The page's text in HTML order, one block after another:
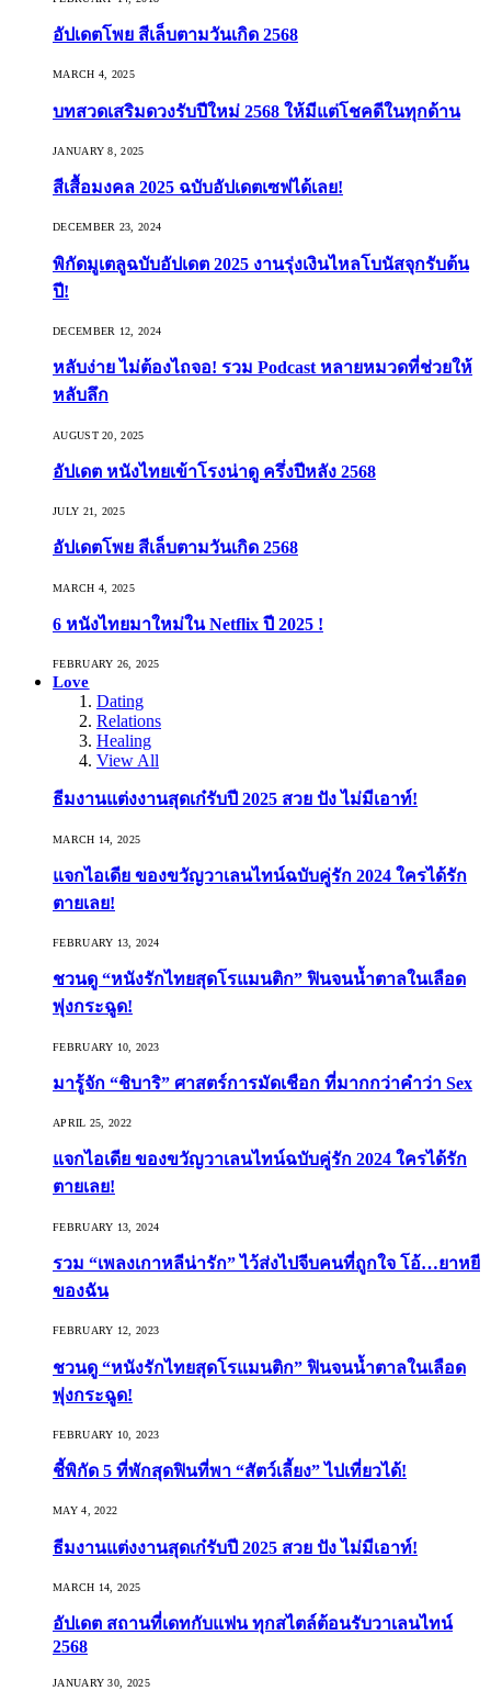
อัปเดตโพย สีเล็บตามวันเกิด 2568
MARCH 4, 2025
บทสวดเสริมดวงรับปีใหม่ 2568 ให้มีแต่โชคดีในทุกด้าน
JANUARY 8, 2025
สีเสื้อมงคล 2025 ฉบับอัปเดตเซฟได้เลย!
DECEMBER 23, 2024
พิกัดมูเตลูฉบับอัปเดต 2025 งานรุ่งเงินไหลโบนัสจุกรับต้น
ปี!
DECEMBER 12, 2024
หลับง่าย ไม่ต้องไถจอ! รวม Podcast หลายหมวดที่ช่วยให้
หลับลึก
AUGUST 20, 2025
อัปเดต หนังไทยเข้าโรงน่าดู ครึ่งปีหลัง 2568
JULY 21, 2025
อัปเดตโพย สีเล็บตามวันเกิด 2568
MARCH 4, 2025
6 หนังไทยมาใหม่ใน Netflix ปี 2025 !
FEBRUARY 26, 2025
Love
Dating
Relations
Healing
View All
ธีมงานแต่งงานสุดเก๋รับปี 2025 สวย ปัง ไม่มีเอาท์!
MARCH 14, 2025
แจกไอเดีย ของขวัญวาเลนไทน์ฉบับคู่รัก 2024 ใครได้รัก
ตายเลย!
FEBRUARY 13, 2024
ชวนดู “หนังรักไทยสุดโรแมนติก” ฟินจนน้ำตาลในเลือด
พุ่งกระฉูด!
FEBRUARY 10, 2023
มารู้จัก “ชิบาริ” ศาสตร์การมัดเชือก ที่มากกว่าคำว่า Sex
APRIL 25, 2022
แจกไอเดีย ของขวัญวาเลนไทน์ฉบับคู่รัก 2024 ใครได้รัก
ตายเลย!
FEBRUARY 13, 2024
รวม “เพลงเกาหลีน่ารัก” ไว้ส่งไปจีบคนที่ถูกใจ โอ้…ยาหยี
ของฉัน
FEBRUARY 12, 2023
ชวนดู “หนังรักไทยสุดโรแมนติก” ฟินจนน้ำตาลในเลือด
พุ่งกระฉูด!
FEBRUARY 10, 2023
ชี้พิกัด 5 ที่พักสุดฟินที่พา “สัตว์เลี้ยง” ไปเที่ยวได้!
MAY 4, 2022
ธีมงานแต่งงานสุดเก๋รับปี 2025 สวย ปัง ไม่มีเอาท์!
MARCH 14, 2025
อัปเดต สถานที่เดทกับแฟน ทุกสไตล์ต้อนรับวาเลนไทน์
2568
JANUARY 30, 2025